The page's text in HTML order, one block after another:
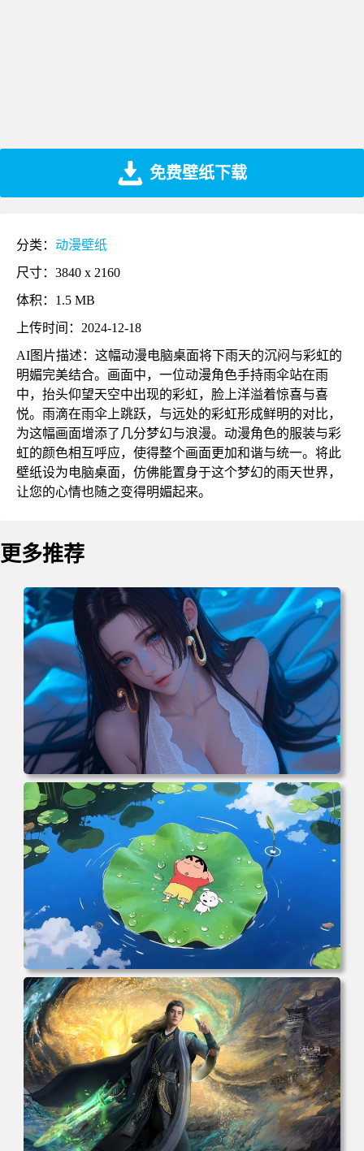
免费壁纸下载
分类： 动漫壁纸
尺寸：3840 x 2160
体积：1.5 MB
上传时间：2024-12-18
AI图片描述：这幅动漫电脑桌面将下雨天的沉闷与彩虹的
明媚完美结合。画面中，一位动漫角色手持雨伞站在雨
中，抬头仰望天空中出现的彩虹，脸上洋溢着惊喜与喜
悦。雨滴在雨伞上跳跃，与远处的彩虹形成鲜明的对比，
为这幅画面增添了几分梦幻与浪漫。动漫角色的服装与彩
虹的颜色相互呼应，使得整个画面更加和谐与统一。将此
壁纸设为电脑桌面，仿佛能置身于这个梦幻的雨天世界，
让您的心情也随之变得明媚起来。
更多推荐
电脑壁纸 二次元角色 动漫角色 女帝 波雅·汉库克 波雅汉库
克 海贼王 电脑桌面 高清壁纸 壁纸下载 壁纸大全
电脑壁纸 动漫角色 卡通场景 夏日休闲 夏日壁纸 治愈系 童
年回忆 荷塘荷叶 蜡笔小新 电脑桌面 高清壁纸 壁纸下载 壁
纸大全